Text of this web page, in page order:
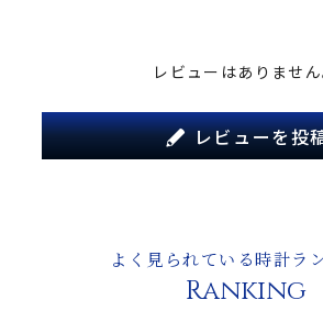
レビューはありません
レビューを投
よく見られている時計ラ
Ranking